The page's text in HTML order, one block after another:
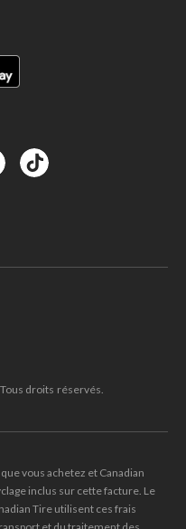
droits réservés.
vous achetez et Canadian
inclus sur cette facture. Le
Tire utilisent ces frais